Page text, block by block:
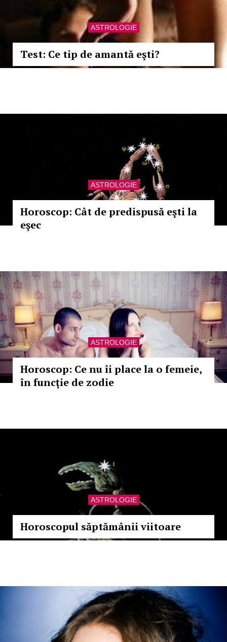
ASTROLOGIE
Test: Ce tip de amantă eşti?
ASTROLOGIE
Horoscop: Cât de predispusă eşti la
eşec
ASTROLOGIE
Horoscop: Ce nu îi place la o femeie,
în funcţie de zodie
ASTROLOGIE
Horoscopul săptămânii viitoare